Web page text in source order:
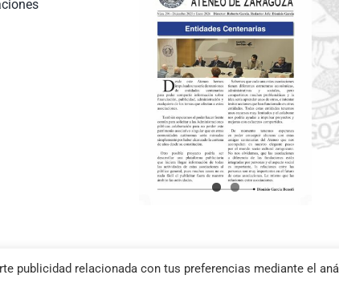
relacionada con tus preferencias mediante el